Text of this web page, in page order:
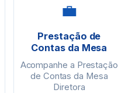
💼
Prestação de
Contas da Mesa
Acompanhe a Prestação
de Contas da Mesa
Diretora